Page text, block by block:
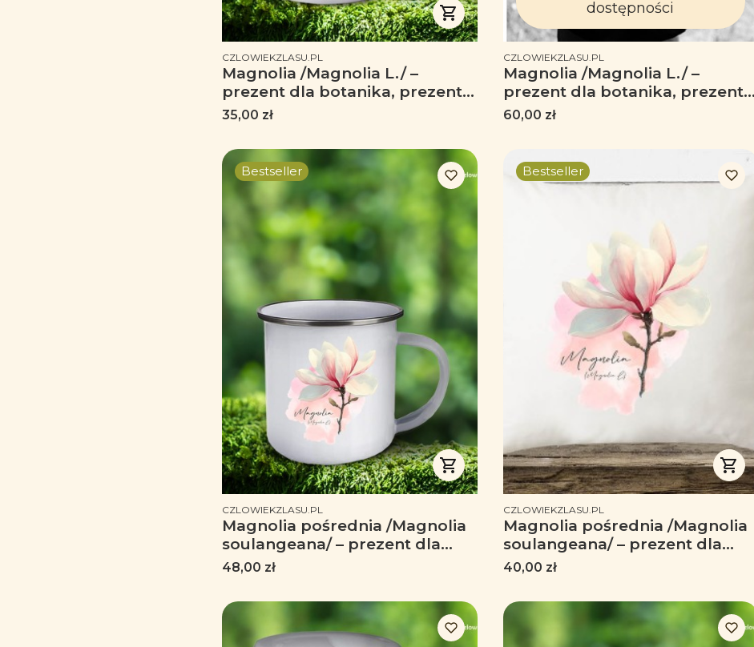
PRODUCENT
CZLOWIEKZLASU.PL
Magnolia /Magnolia L./ –
prezent dla botanika, prezent
dla florysty, miłośnika roślin -
Cena
35,00 zł
dostępności
PRODUCENT
CZLOWIEKZLASU.PL
Magnolia /Magnolia L./ –
prezent dla botanika, prezent
dla florysty, miłośnika roślin -
Cena
60,00 zł
Bestseller
PRODUCENT
CZLOWIEKZLASU.PL
Magnolia pośrednia /Magnolia
soulangeana/ – prezent dla
botanika, prezent dla florysty,
emaliowany
Cena
48,00 zł
Bestseller
PRODUCENT
CZLOWIEKZLASU.PL
Magnolia pośrednia /Magnolia
soulangeana/ – prezent dla
botanika, prezent dla florysty,
Cena
40,00 zł